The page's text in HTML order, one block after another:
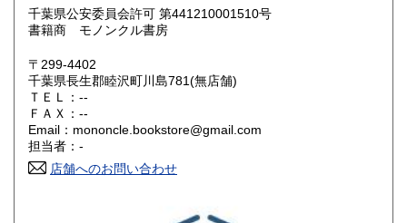
鳥取県 1,100円 島根県
岡山県
山口県
香川県 愛媛県
高知県 1,100円
1,300円
千葉県公安委員会許可 第441210001510号
書籍商 モノンクル書房
〒299-4402
千葉県長生郡睦沢町川島781(無店舗)
ＴＥＬ：--
ＦＡＸ：--
Email：mononcle.bookstore@gmail.com
担当者：-
店舗へのお問い合わせ